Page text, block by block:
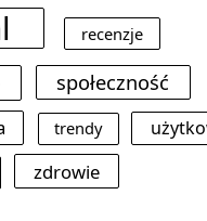
recenzje
społeczność
trendy
zdrowie